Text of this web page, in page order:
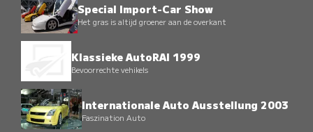
Special Import-Car Show
Het gras is altijd groener aan de overkant
Klassieke AutoRAI 1999
Bevoorrechte vehikels
Internationale Auto Ausstellung 2003
Faszination Auto